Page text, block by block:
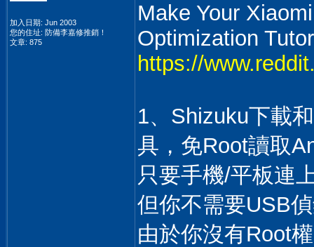
加入日期: Jun 2003
您的住址: 防備李嘉修推銷！
文章: 875
Make Your
Optimization
https://
1、Shizuku下載
具，免Root讀取
只要手機/平板連
但你不需要USB
由於你沒有Root